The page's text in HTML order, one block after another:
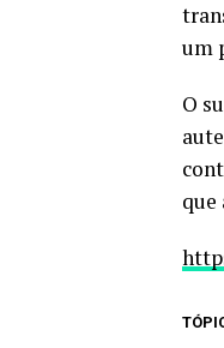
um
O
que